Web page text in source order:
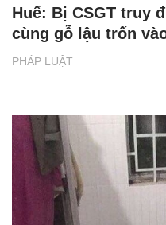
PHÁP LUẬT
Huế: Bị CSGT truy
cùng gỗ lậu trốn